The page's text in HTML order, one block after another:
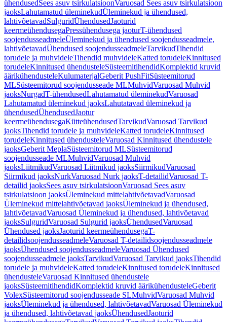
ühendusedSees asuv tsirkulatsioonVaruosad Sees asuv tsirkulatsioon
jaoksLahutamatud üleminekudÜleminekud ja ühendused,
lahtivõetavadSulguridÜhendusedJaoturid
keermeühendusegaPressühendusega jaoturT-ühendused
soojendusseadmeleÜleminekud ja ühendused soojendusseadmele,
lahtivõetavadÜhendused soojendusseadmeleTarvikudTihendid
torudele ja muhvideleTihendid muhvideleKatted torudeleKinnitused
torudeleKinnitused ühendusteleSüsteemitihendidKomplektid kruvid
äärikühendusteleKulumaterjalGeberit PushFitSüsteemitorud
MLSüsteemitorud soojendusseade MLMuhvidVaruosad Muhvid
jaoksNurgadT-ühendusedLahutamatud üleminekudVaruosad
Lahutamatud üleminekud jaoksLahutatavad üleminekud ja
ühendusedÜhendusedJaotur
keermeühendusegaKütteühendusedTarvikudVaruosad Tarvikud
jaoksTihendid torudele ja muhvideleKatted torudeleKinnitused
torudeleKinnitused ühendusteleVaruosad Kinnitused ühendustele
jaoksGeberit MeplaSüsteemitorud MLSüsteemitorud
soojendusseade MLMuhvidVaruosad Muhvid
jaoksLiitmikudVaruosad Liitmikud jaoksSiirmikudVaruosad
Siirmikud jaoksNurkVaruosad Nurk jaoksT-detailidVaruosad T-
detailid jaoksSees asuv tsirkulatsioonVaruosad Sees asuv
tsirkulatsioon jaoksÜleminekud mittelahtivõetavadVaruosad
Üleminekud mittelahtivõetavad jaoksÜleminekud ja ühendused,
lahtivõetavadVaruosad Üleminekud ja ühendused, lahtivõetavad
jaoksSulguridVaruosad Sulgurid jaoksÜhendusedVaruosad
Ühendused jaoksJaoturid keermeühendusegaT-
detailidsoojendusseadmeleVaruosad T-detailidsoojendusseadmele
jaoksÜhendused soojendusseadmeleVaruosad Ühendused
soojendusseadmele jaoksTarvikudVaruosad Tarvikud jaoksTihendid
torudele ja muhvideleKatted torudeleKinnitused torudeleKinnitused
ühendusteleVaruosad Kinnitused ühendustele
jaoksSüsteemitihendidKomplektid kruvid äärikühendusteleGeberit
VolexSüsteemitorud soojendusseade SLMuhvidVaruosad Muhvid
jaoksÜleminekud ja ühendused, lahtivõetavadVaruosad Üleminekud
ja ühendused, lahtivõetavad jaoksÜhendusedJaoturid